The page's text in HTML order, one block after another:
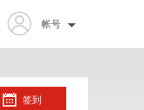
帐号
签到